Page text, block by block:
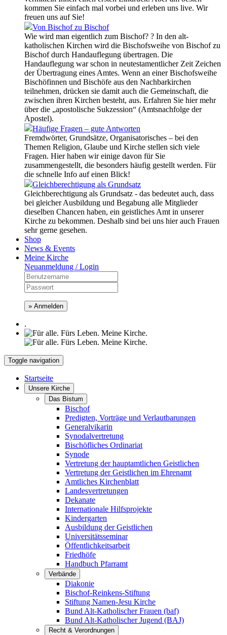
kommen Sie einfach mal vorbei und erleben uns live. Wir
freuen uns auf Sie!
Von Bischof zu Bischof
Wie wird man eigentlich zum Bischof? ? In den alt-
katholischen Kirchen wird die Bischofsweihe von Bischof zu
Bischof durch Handauflegung übertragen. Die
Handauflegung war schon in neutestamentlicher Zeit Zeichen
der Übertragung eines Amtes. Wenn an einer Bischofsweihe
Bischöfinnen und Bischöfe aus den Nachbarkirchen
teilnehmen, drücken sie damit auch die Gemeinschaft, die
zwischen ihren Kirchen besteht, aus. Erfahren Sie hier mehr
über die „apostolische Sukzession“ (Amtsnachfolge der
Apostel).
Häufige Fragen – gute Antworten
Fremdwörter, Grundsätze, Organisatorisches – bei den
Themen Religion, Glaube und Kirche stellen sich viele
Fragen. Hier haben wir einige davon für Sie
zusammengestellt, die besonders häufig gestellt werden. Für
die schnelle Info auf einen Blick!
Gleichberechtigung als Grundsatz
Gleichberechtigung als Grundsatz - das bedeutet auch, dass
bei gleicher Ausbildung und Begabung alle Mitglieder
dieselben Chancen haben, ein geistliches Amt in unserer
Kirche zu bekommen. Deshalb sind bei uns hier auch Frauen
sehr gerne gesehen.
Shop
News & Events
Meine Kirche
Neuanmeldung / Login
» Anmelden
.
Toggle navigation
Startseite
Unsere Kirche
Das Bistum
Bischof
Predigten, Vorträge und Verlautbarungen
Generalvikarin
Synodalvertretung
Bischöfliches Ordinariat
Synode
Vertretung der hauptamtlichen Geistlichen
Vertretung der Geistlichen im Ehrenamt
Amtliches Kirchenblatt
Landesvertretungen
Dekanate
Internationale Hilfsprojekte
Kindergarten
Ausbildung der Geistlichen
Universitätsseminar
Öffentlichkeitsarbeit
Friedhöfe
Handbuch Pfarramt
Verbände
Diakonie
Bischof-Reinkens-Stiftung
Stiftung Namen-Jesu Kirche
Bund Alt-Katholischer Frauen (baf)
Bund Alt-Katholischer Jugend (BAJ)
Recht & Verordnungen